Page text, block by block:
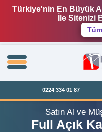
Türkiye'nin En Büyük
İle Sitenizi
0224 334 01 87
Satın Al ve
Full Açık